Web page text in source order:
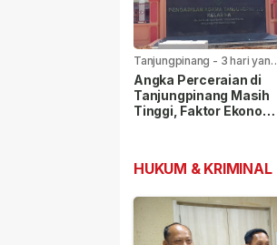
Tanjungpinang - 3 hari yang
lalu
Angka Perceraian di
Tanjungpinang Masih
Tinggi, Faktor Ekonomi
HUKUM & KRIMINAL